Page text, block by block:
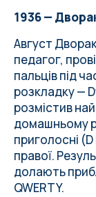
1936 —
Август
педагог,
пальців під
розкладку —
розмістив
домашньому
приголосні
правої.
долають
QWERTY.